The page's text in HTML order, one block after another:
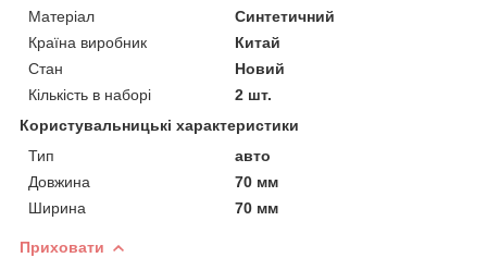
Матеріал
Синтетичний
Країна виробник
Китай
Стан
Новий
Кількість в наборі
2 шт.
Користувальницькі характеристики
Тип
авто
Довжина
70 мм
Ширина
70 мм
Приховати